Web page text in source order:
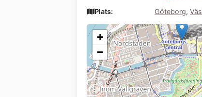
Plats:
Göteborg,
+
−